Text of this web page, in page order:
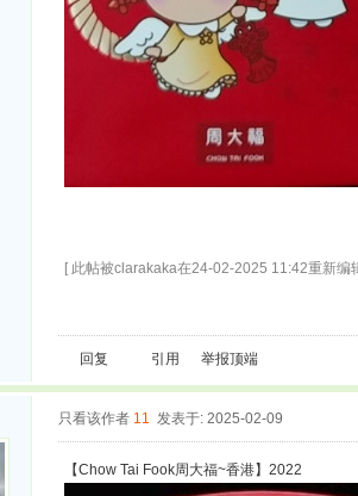
[ 此帖被clarakaka在24-02-2025 11:42重新编
回复 引用 举报顶端
只看该作者 11 发表于: 2025-02-09
【Chow Tai Fook周大福~香港】2022